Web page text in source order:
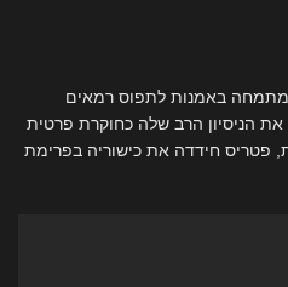
באמנות לתפוס רמאים
הניסיון הרב שלה כחוקרת פרטית
פטריס חידדה את כישוריה בפרימת